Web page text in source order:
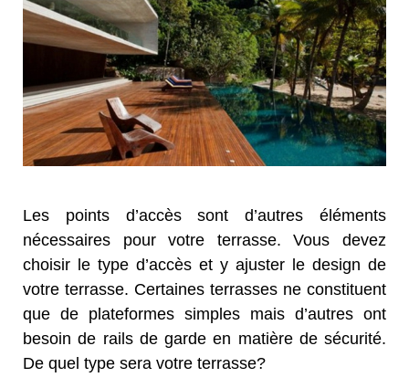
Les points d’accès sont d’autres éléments
nécessaires pour votre terrasse. Vous devez
choisir le type d’accès et y ajuster le design de
votre terrasse. Certaines terrasses ne constituent
que de plateformes simples mais d’autres ont
besoin de rails de garde en matière de sécurité.
De quel type sera votre terrasse?